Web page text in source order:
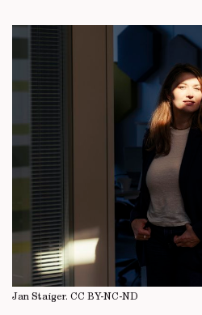
Jan Staiger. CC BY-NC-ND